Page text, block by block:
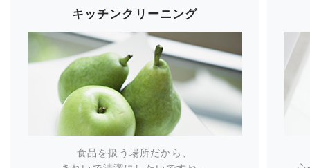
キッチンクリーニング
食品を扱う場所だから、